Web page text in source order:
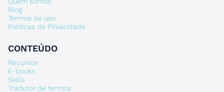
Blog
Termos de uso
Políticas de Privacidade
CONTEÚDO
Recursos
E-books
Skills
Tradutor de termos